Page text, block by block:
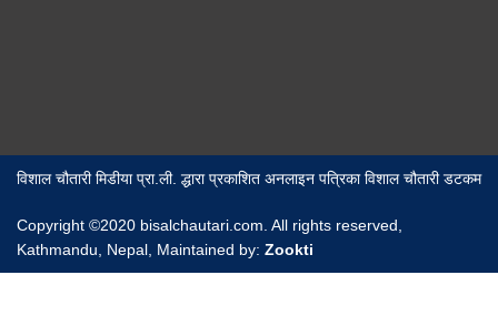
विशाल चौतारी मिडीया प्रा.ली. द्धारा प्रकाशित अनलाइन पत्रिका विशाल चौतारी डटकम
Copyright ©2020 bisalchautari.com. All rights reserved,
Kathmandu, Nepal, Maintained by: Zookti